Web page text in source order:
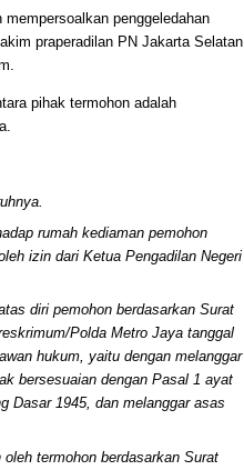
penggeledahan
praperadilan PN Jakarta Selatan
pihak termohon adalah
rumah kediaman pemohon
izin dari Ketua Pengadilan Negeri
diri pemohon berdasarkan Surat
Polda Metro Jaya tanggal
hukum, yaitu dengan melanggar
bersesuaian dengan Pasal 1 ayat
Dasar 1945, dan melanggar asas
termohon berdasarkan Surat